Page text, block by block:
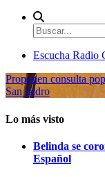
Escucha Radio
Proponen consulta
San Isidro
Lo más visto
Belinda se
Español